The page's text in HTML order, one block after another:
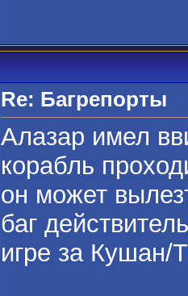
Re: Багрепорты
Алазар имел
корабль
он может
баг
игре за Кушан/